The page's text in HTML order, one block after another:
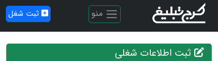
منو ثبت شغل
ثبت اطلاعات شغلی